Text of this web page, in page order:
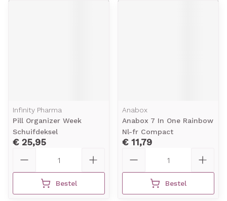
Infinity Pharma
Pill Organizer Week
Schuifdeksel
€ 25,95
Bestel
Anabox
Anabox 7 In One Rainbow
Nl-fr Compact
€ 11,79
Bestel